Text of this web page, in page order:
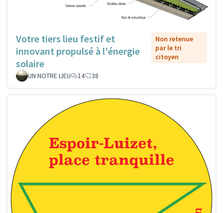
Votre tiers lieu festif et
innovant propulsé à l'énergie
solaire
Non retenue
par le tri
citoyen
UN NOTRE LIEU 14 38